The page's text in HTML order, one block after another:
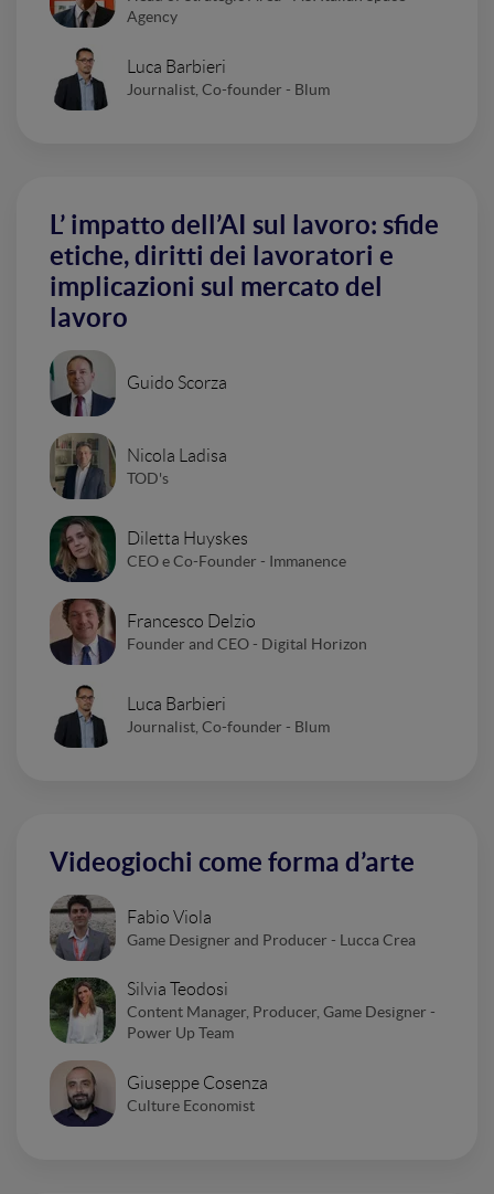
Agency
Luca Barbieri
Journalist, Co-founder - Blum
L’ impatto dell’AI sul lavoro: sfide
etiche, diritti dei lavoratori e
implicazioni sul mercato del
lavoro
Guido Scorza
Nicola Ladisa
TOD's
Diletta Huyskes
CEO e Co-Founder - Immanence
Francesco Delzio
Founder and CEO - Digital Horizon
Luca Barbieri
Journalist, Co-founder - Blum
Videogiochi come forma d’arte
Fabio Viola
Game Designer and Producer - Lucca Crea
Silvia Teodosi
Content Manager, Producer, Game Designer -
Power Up Team
Giuseppe Cosenza
Culture Economist